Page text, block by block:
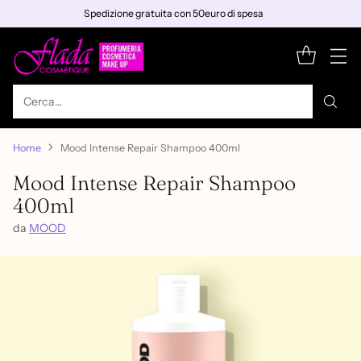
Spedizione gratuita con 50euro di spesa
Cerca…
Home Mood Intense Repair Shampoo 400ml
Mood Intense Repair Shampoo
400ml
da MOOD